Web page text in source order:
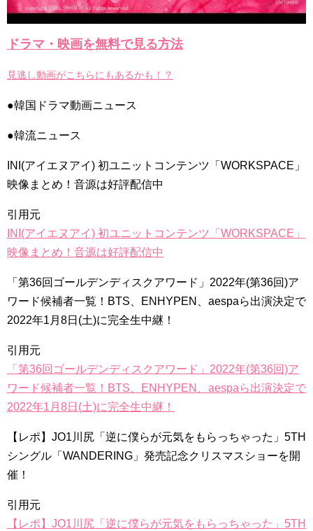
Powered by livedoor 相互RSS
ドラマ・映画を無料で見る方法
見逃し動画がこちらにもあるかも！？
●韓国ドラマ動画ニュース
●韓流ニュース
INI(アイエヌアイ) 初ユニットコンテンツ「WORKSPACE」
映像まとめ！音源は好評配信中
引用元
INI(アイエヌアイ) 初ユニットコンテンツ「WORKSPACE」
映像まとめ！音源は好評配信中
「第36回ゴールデンディスクアワード」2022年(第36回)ア
ワード候補者一覧！BTS、ENHYPEN、aespaら出演決定で
2022年1月8日(土)に完全生中継！
引用元
「第36回ゴールデンディスクアワード」2022年(第36回)ア
ワード候補者一覧！BTS、ENHYPEN、aespaら出演決定で
2022年1月8日(土)に完全生中継！
【レポ】JO1川尻「逆に僕らが元気をもらっちゃった」5TH
シングル「WANDERING」発売記念クリスマスショーを開
催！
引用元
【レポ】JO1川尻「逆に僕らが元気をもらっちゃった」5TH